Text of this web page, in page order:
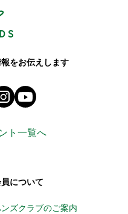
をお伝えします
ハンズ公式ファンページ
twitter) @Hands_official_
instagram
ト一覧へ
について
ズクラブのご案内